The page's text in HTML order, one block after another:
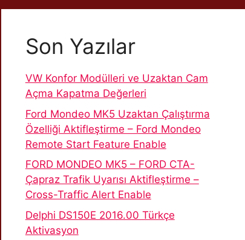
Son Yazılar
VW Konfor Modülleri ve Uzaktan Cam
Açma Kapatma Değerleri
Ford Mondeo MK5 Uzaktan Çalıştırma
Özelliği Aktifleştirme – Ford Mondeo
Remote Start Feature Enable
FORD MONDEO MK5 – FORD CTA-
Çapraz Trafik Uyarısı Aktifleştirme –
Cross-Traffic Alert Enable
Delphi DS150E 2016.00 Türkçe
Aktivasyon